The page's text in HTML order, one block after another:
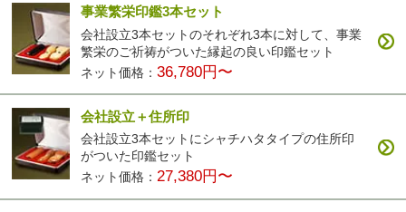
事業繁栄印鑑3本セット
会社設立3本セットのそれぞれ3本に対して、事業
繁栄のご祈祷がついた縁起の良い印鑑セット
ネット価格：36,780円〜
会社設立＋住所印
会社設立3本セットにシャチハタタイプの住所印
がついた印鑑セット
ネット価格：27,380円〜